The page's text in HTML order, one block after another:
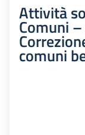
Attività
Comuni
comuni